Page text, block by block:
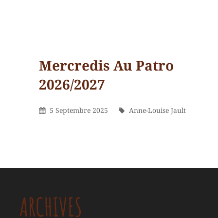
Mercredis Au Patro
2026/2027
Categories
Inscriptions
Posted
5 Septembre 2025 By
Anne-Louise Jault
ARCHIVES